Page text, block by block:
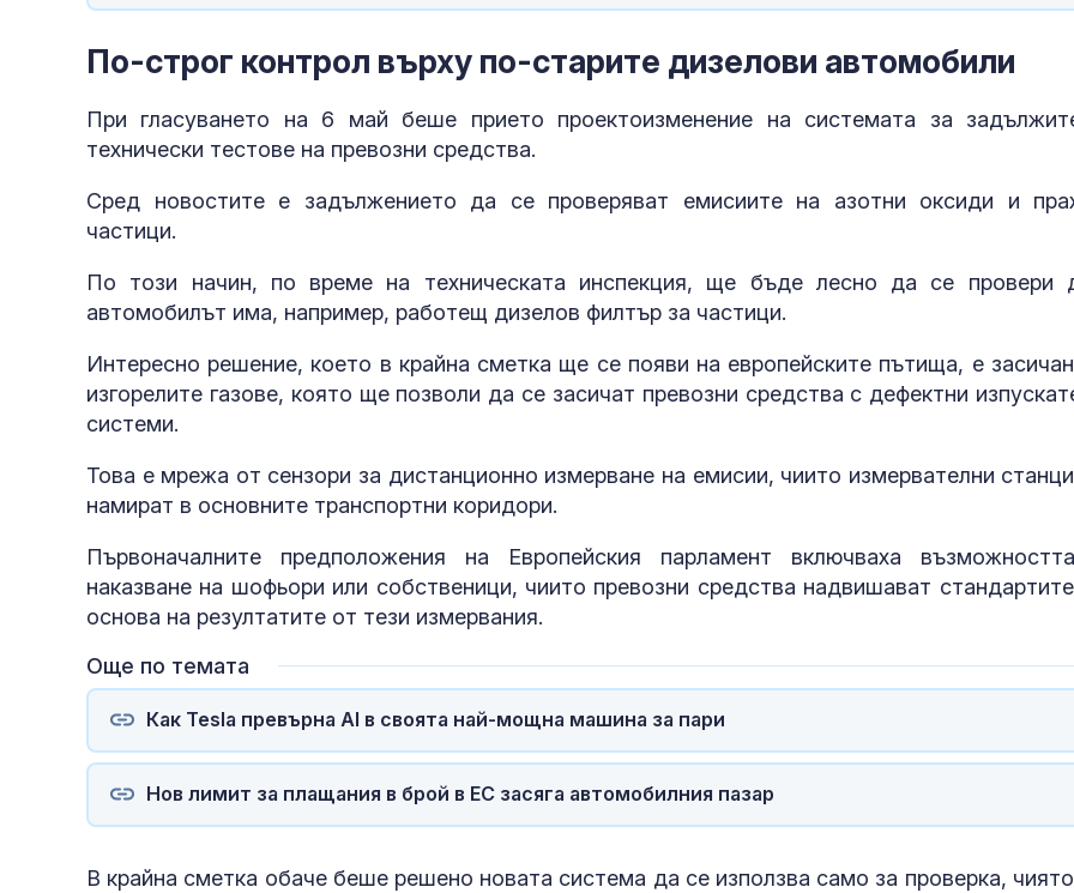
По-строг контрол върху по-старите дизелови автомобили
При гласуването на 6 май беше прието проектоизменение на системата за
технически тестове на превозни средства.
Сред новостите е задължението да се проверяват емисиите на азотни оксиди и
частици.
По този начин, по време на техническата инспекция, ще бъде лесно да се провери
автомобилът има, например, работещ дизелов филтър за частици.
Интересно решение, което в крайна сметка ще се появи на европейските пътища, е
изгорелите газове, която ще позволи да се засичат превозни средства с дефектни
системи.
Това е мрежа от сензори за дистанционно измерване на емисии, чиито измервателни
намират в основните транспортни коридори.
Първоначалните предположения на Европейския парламент включваха
наказване на шофьори или собственици, чиито превозни средства надвишават
основа на резултатите от тези измервания.
Още по темата
Как Tesla превърна AI в своята най-мощна машина за пари
Нов лимит за плащания в брой в ЕС засяга автомобилния пазар
В крайна сметка обаче беше решено новата система да се използва само за проверка,
Елегантност